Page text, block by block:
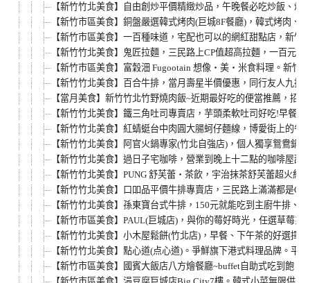
【新竹竹北美食】自由創炒平價精緻炒品，午晚餐必吃炒飯、
【新竹市區美食】銅盤嚴選韓式烤肉(巨城8F餐廳)，韓式烤肉
【新竹市區美食】一百種味道，宅配也可以的網紅甜點店，新
【新竹竹北美食】鬼匠拉麵，三民路上CP值超高拉麵，一百元
【新竹市區美食】富穀沺 Fugootain 想像‧美‧米食料理。新竹
【新竹竹北美食】百合牛排，當月壽星半價優惠，同行友人九折
【當月美食】新竹竹北竹野燒肉飯~近期最好吃的便當推薦，招
【新竹竹北美食】鐵三角吐司專賣店，芋頭柔軟吐司好吃!早餐
【新竹竹北美食】紅蜻蜓台中肉圓大腸蚵仔麵線，博愛街上的
【新竹竹北美食】阿官火鍋專家(竹北自強店)，個人獨享鴛鴦鍋
【新竹竹北美食】過日子宅咖啡，營業到晚上十二點的咖啡屋甜
【新竹竹北美食】PUNG 舒芙蕾‧茶飲，宇治抹茶舒芙蕾超火
【新竹竹北美食】口吅品平價牛排專賣店，三民路上滿滿都是
【新竹竹北美食】孫東寶台式牛排，150元就能吃到主廚牛排、
【新竹市區美食】PAUL(巨城店)，與你的莓好時光，任選草莓系
【新竹竹北美食】小木屋鬆餅(竹北店)，早餐、下午茶的好選擇
【新竹竹北美食】點心道(点心道)。爭鮮旗下港式料理品牌。平
【新竹市區美食】國賓大飯店八方燴餐廳~buffet自助式吃到飽